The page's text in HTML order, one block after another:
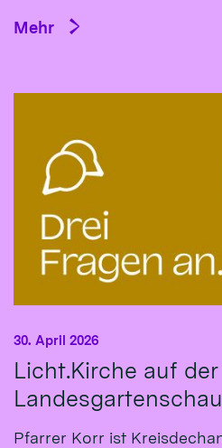
Mehr
Licht.Kirche auf der
30. April 2026
Pfarrer Korr ist